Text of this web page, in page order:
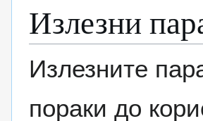
Излезни
Излезните
пораки до